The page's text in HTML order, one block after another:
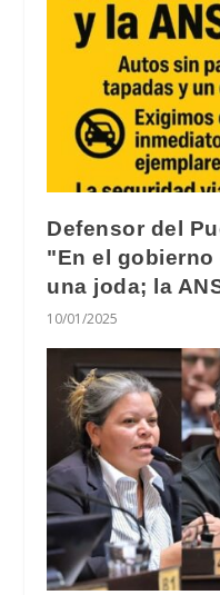
Defensor del
"En el gobierno
una joda; la
10/01/2025